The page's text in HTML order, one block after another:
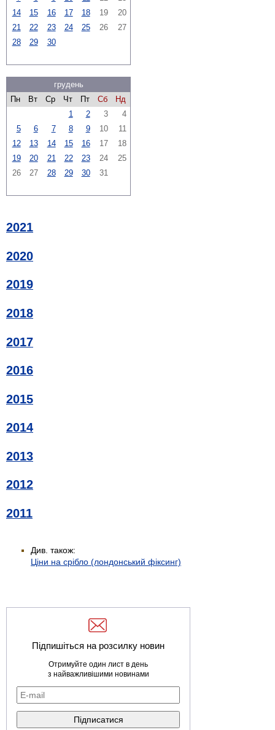
14
15 16 17 18 19
20
21
22 23 24 25 26
27
28
29 30
грудень
Пн
Вт Ср Чт Пт Сб
Нд
1
2 3
4
5
6 7 8 9 10
11
12
13 14 15 16 17
18
19
20 21 22 23 24
25
26
27 28 29 30 31
2021
2020
2019
2018
2017
2016
2015
2014
2013
2012
2011
Див. також:
Ціни на срібло (лондонський фіксинг)
Підпишіться на розсилку новин
Отримуйте один лист в день
з найважливішими новинами